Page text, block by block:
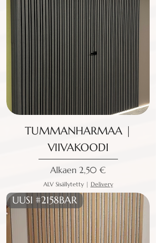
TUMMANHARMAA |
VIIVAKOODI
Alkaen 2,50 €
Alehinta
ALV Sisällytetty| Delivery
UUSI #2158BAR